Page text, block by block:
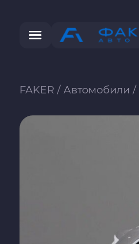
FAKER / Автомобили /